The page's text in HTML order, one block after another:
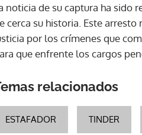
noticia de su captura ha sido
cerca su historia. Este
por los crímenes que
que enfrente los cargos
relacionados
ESTAFADOR TINDER